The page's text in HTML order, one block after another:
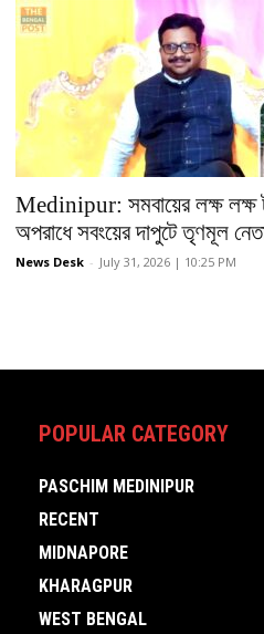
Medinipur: সমবায়ের লক্ষ লক্ষ
অপরাধে সবংয়ের দাপুটে তৃণমূল
News Desk - July 31, 2026 | 10:25 PM
POPULAR CATEGORY
PASCHIM MEDINIPUR
RECENT
MIDNAPORE
KHARAGPUR
WEST BENGAL